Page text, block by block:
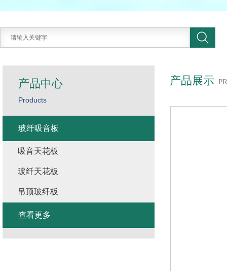
产品展示
产品中心
Products
玻纤吸音板
吸音天花板
玻纤天花板
吊顶玻纤板
查看更多